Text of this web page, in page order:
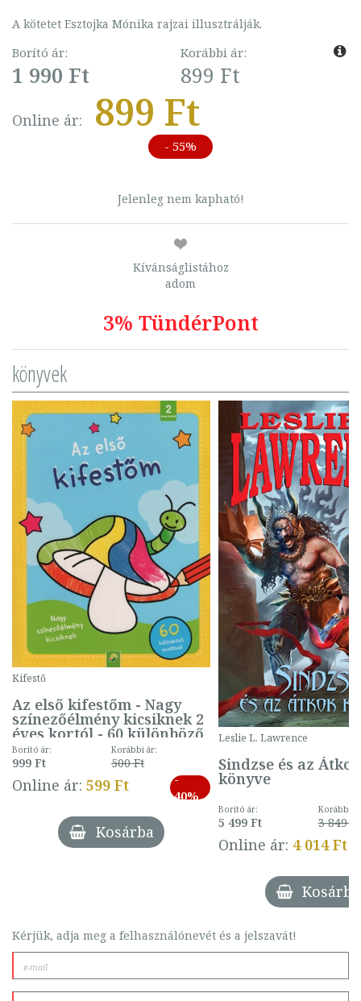
A kötetet Esztojka Mónika rajzai illusztrálják.
Borító ár:
1 990 Ft
Korábbi ár:
899 Ft
Online ár: 899 Ft
- 55%
Jelenleg nem kapható!
Kívánságlistához
adom
3% TündérPont
könyvek
Kifestő
Az első kifestőm - Nagy
színezőélmény kicsiknek 2
éves kortól - 60 különböző
mintával (gombás)
Borító ár:
999 Ft
Korábbi ár:
500 Ft
Online ár: 599 Ft
-
40%
Kosárba
Leslie L. Lawrence
Sindzse és az Átkok
könyve
Borító ár:
5 499 Ft
Korábbi
3 849 Ft
Online ár: 4 014 Ft
Kosárba
Kérjük, adja meg a felhasználónevét és a jelszavát!